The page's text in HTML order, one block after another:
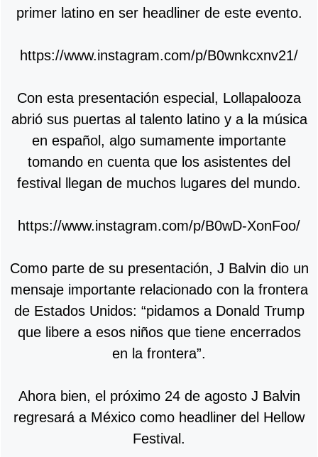
primer latino en ser headliner de este evento.
https://www.instagram.com/p/B0wnkcxnv21/
Con esta presentación especial, Lollapalooza
abrió sus puertas al talento latino y a la música
en español, algo sumamente importante
tomando en cuenta que los asistentes del
festival llegan de muchos lugares del mundo.
https://www.instagram.com/p/B0wD-XonFoo/
Como parte de su presentación, J Balvin dio un
mensaje importante relacionado con la frontera
de Estados Unidos: “pidamos a Donald Trump
que libere a esos niños que tiene encerrados
en la frontera”.
Ahora bien, el próximo 24 de agosto J Balvin
regresará a México como headliner del Hellow
Festival.